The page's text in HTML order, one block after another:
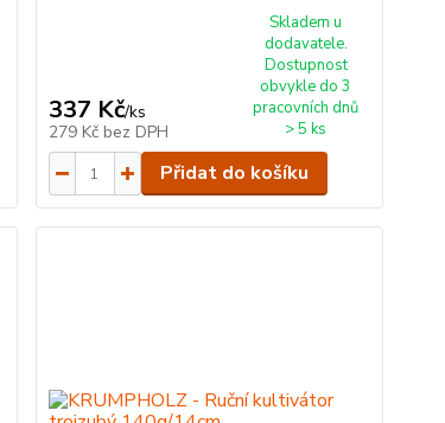
337 Kč/ks
279 Kč bez DPH
Skladem u
dodavatele.
Dostupnost
obvykle do 3
pracovních dnů
> 5 ks
Přidat do košíku